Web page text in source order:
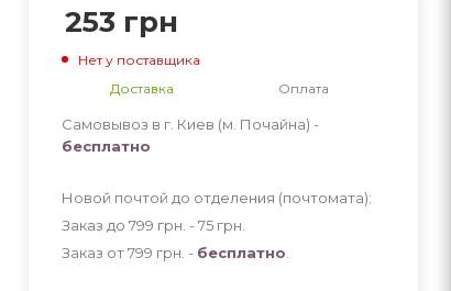
253 грн
Нет у поставщика
Доставка
Оплата
Самовывоз в г. Киев (м. Почайна) -
бесплатно
Новой почтой до отделения (почтомата):
Заказ до 799 грн. - 75 грн
Заказ от 799 грн. - бесплатно